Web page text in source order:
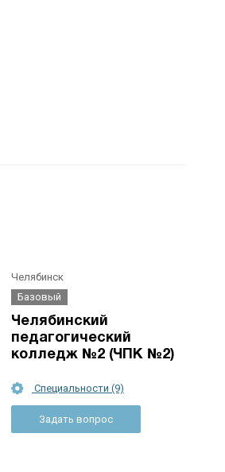
Челябинск
Базовый
Челябинский
педагогический
колледж №2 (ЧПК №2)
Специальности (9)
Задать вопрос